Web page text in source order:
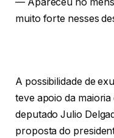
— Apareceu no
muito forte nesses
A possibilidade de
teve apoio da
deputado Julio
proposta do